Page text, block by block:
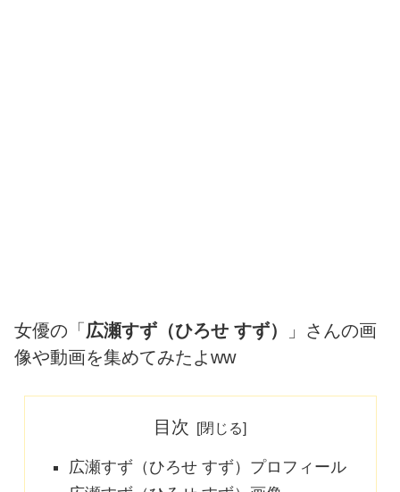
女優の「 広瀬すず（ひろせ すず）
」さんの画
像や動画を集めてみたよww
目次
広瀬すず（ひろせ すず）プロフィール